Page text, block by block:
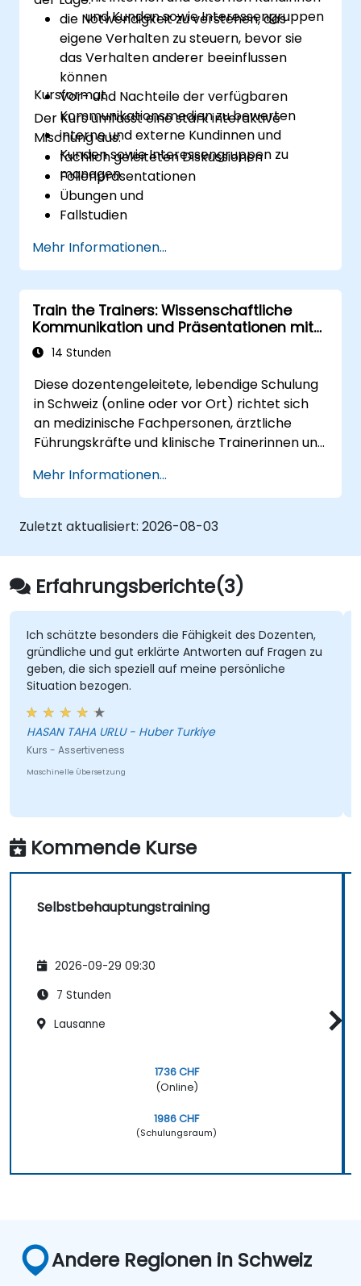
Präsentationsfähigkeiten weiterhin zu
fördern.
und Kunden sowie Interessengruppen
die Notwendigkeit zu verstehen, das
eigene Verhalten zu steuern, bevor sie
das Verhalten anderer beeinflussen
können
Vor- und Nachteile der verfügbaren
Kommunikationsmedien zu bewerten
interne und externe Kundinnen und
Kunden sowie Interessengruppen zu
managen
Kursformat
Der Kurs umfasst eine stark interaktive
Mischung aus:
fachlich geleiteten Diskussionen
Folienpräsentationen
Übungen und
Fallstudien
Mehr Informationen...
Train the Trainers: Wissenschaftliche
Kommunikation und Präsentationen mit
hoher Wirkung für medizinische
Fachpersonen
14 Stunden
Diese dozentengeleitete, lebendige Schulung
in Schweiz (online oder vor Ort) richtet sich
an medizinische Fachpersonen, ärztliche
Führungskräfte und klinische Trainerinnen und
selbstsichere Kommunikation, Peer-Influence
sowie ihr wissenschaftliches Storytelling in
anspruchsvollen medizinischen Umgebungen
Mehr Informationen...
Zuletzt aktualisiert: 2026-08-03
Erfahrungsberichte(3)
Ich schätzte besonders die Fähigkeit des Dozenten,
gründliche und gut erklärte Antworten auf Fragen zu
geben, die sich speziell auf meine persönliche
Situation bezogen.
HASAN TAHA URLU - Huber Turkiye
Kurs - Assertiveness
Maschinelle Übersetzung
Kommende Kurse
Selbstbehauptungstraining
2026-09-29 09:30
7 Stunden
Lausanne
1736 CHF
(Online)
1986 CHF
(Schulungsraum)
Andere Regionen in Schweiz